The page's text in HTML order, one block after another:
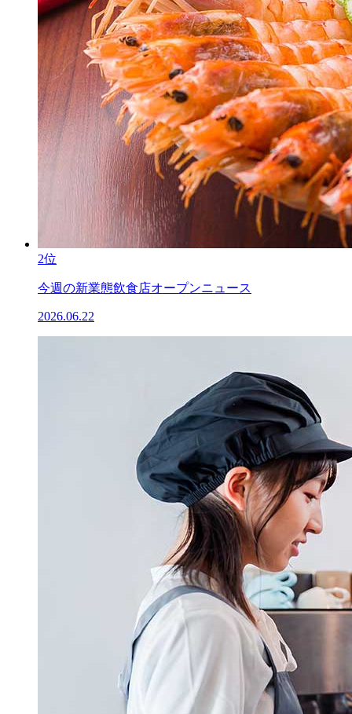
2位
今週の新業態飲食店オープンニュース
2026.06.22